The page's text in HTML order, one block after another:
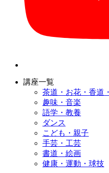
講座一覧
茶道・お花・香道
趣味・音楽
語学・教養
ダンス
こども・親子
手芸・工芸
書道・絵画
健康・運動・球技